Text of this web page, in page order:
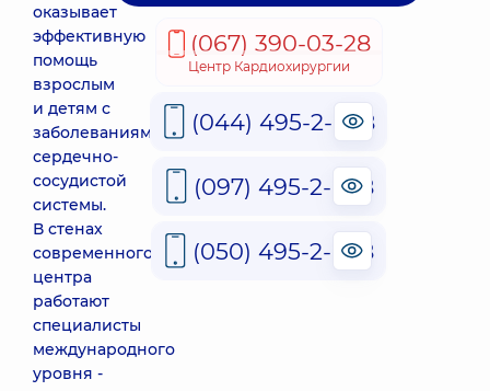
оказывает
эффективную
помощь
взрослым
и детям с
заболеваниями
сердечно-
сосудистой
системы.
В стенах
современного
центра
работают
специалисты
международного
уровня -
(067) 390-03-28
Центр Кардиохирургии
(044) 495-2-888
(097) 495-2-888
(050) 495-2-888